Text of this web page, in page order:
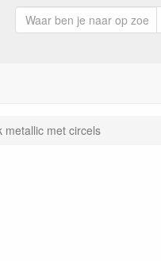
metallic met circels